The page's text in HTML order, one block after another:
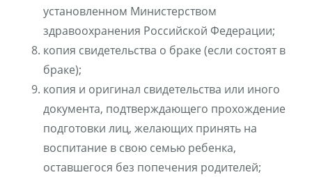
установленном Министерством
здравоохранения Российской Федерации;
копия свидетельства о браке (если состоят в
браке);
копия и оригинал свидетельства или иного
документа, подтверждающего прохождение
подготовки лиц, желающих принять на
воспитание в свою семью ребенка,
оставшегося без попечения родителей;